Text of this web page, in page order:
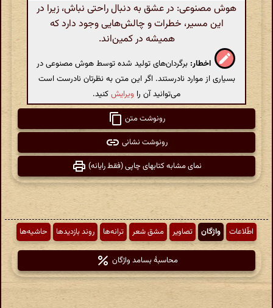
هوش مصنوعی: در عشق به دنبال راحتی نباش، زیرا در
این مسیر، خطرات و چالش‌هایی وجود دارد که
همیشه در کمین‌اند.
اخطار: برگردان‌های تولید شده توسط هوش مصنوعی در
بسیاری از موارد نادرستند. اگر این متن به نظرتان نادرست است
می‌توانید آن را ویرایشکنید.
رونوشت متن
رونوشت نشانی
نمای مشابه کتابهای چاپی (فقط رایانه)
اطّلاعات واژگان تصاویر مشق شعر ترانه‌ها روند بازدیدها حاشیه‌ها
محاسبهٔ بسامد واژگان